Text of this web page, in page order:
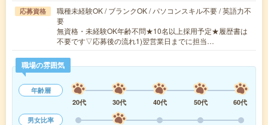
応募資格
職種未経験OK / ブランクOK / パソコンスキル不要 / 英語力不
要
無資格・未経験OK年齢不問★10名以上採用予定★履歴書は
不要です▽応募後の流れ1)翌営業日までに担当…
職場の雰囲気
年齢層
20代
30代 40代 50代
60代
男女比率